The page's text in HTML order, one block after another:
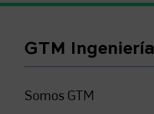
GTM Ingeniería
Somos GTM